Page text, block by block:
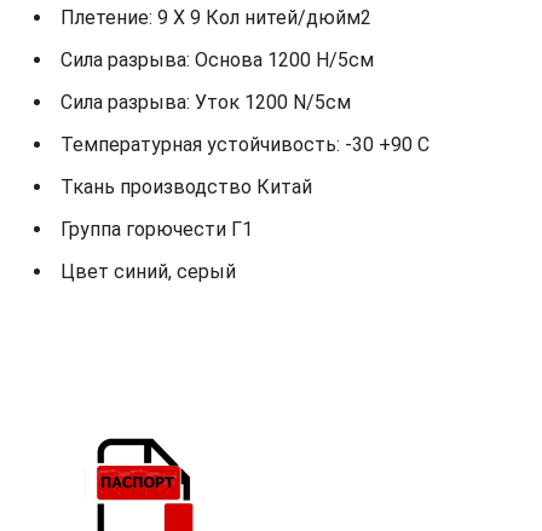
Плетение: 9 X 9 Кол нитей/дюйм2
Сила разрыва: Основа 1200 Н/5см
Сила разрыва: Уток 1200 N/5см
Температурная устойчивость: -30 +90 С
Ткань производство Китай
Группа горючести Г1
Цвет синий, серый